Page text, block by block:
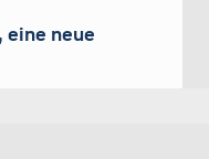
eine neue